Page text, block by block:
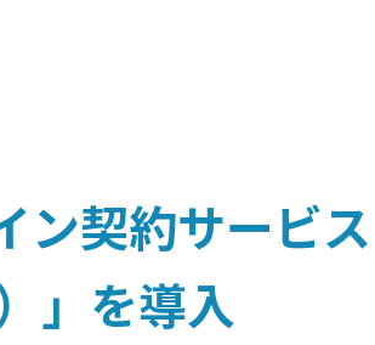
ン契約サービス
」を導入